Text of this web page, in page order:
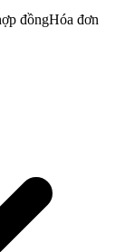
đồngHóa đơn